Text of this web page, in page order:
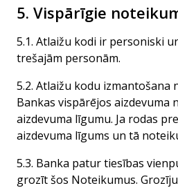
5. Vispārīgie
5.1. Atlaižu kodi ir personiski
trešajām personām.
5.2. Atlaižu kodu izmantošana
Bankas vispārējos aizdevuma
aizdevuma līgumu. Ja rodas
aizdevuma līgums un tā
5.3. Banka patur tiesības
grozīt šos Noteikumus.